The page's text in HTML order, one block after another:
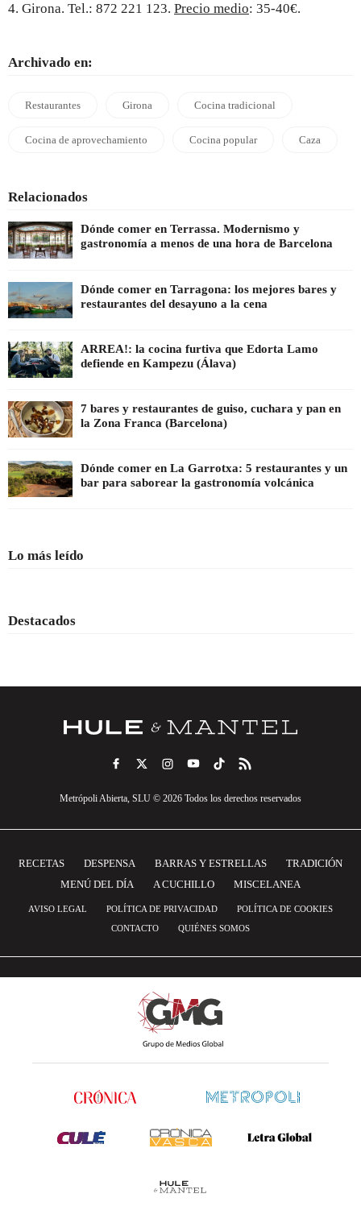
4. Girona. Tel.: 872 221 123. Precio medio: 35-40€.
Archivado en:
Restaurantes Girona Cocina tradicional
Cocina de aprovechamiento Cocina popular Caza
Relacionados
Dónde comer en Terrassa. Modernismo y
gastronomía a menos de una hora de Barcelona
Dónde comer en Tarragona: los mejores bares y
restaurantes del desayuno a la cena
ARREA!: la cocina furtiva que Edorta Lamo
defiende en Kampezu (Álava)
7 bares y restaurantes de guiso, cuchara y pan en
la Zona Franca (Barcelona)
Dónde comer en La Garrotxa: 5 restaurantes y un
bar para saborear la gastronomía volcánica
Lo más leído
Destacados
Metrópoli Abierta, SLU © 2026 Todos los derechos reservados
RECETAS DESPENSA BARRAS Y ESTRELLAS
TRADICIÓN
MENÚ DEL DÍA
A CUCHILLO MISCELANEA
AVISO LEGAL POLÍTICA DE PRIVACIDAD
POLÍTICA DE COOKIES
CONTACTO
QUIÉNES SOMOS